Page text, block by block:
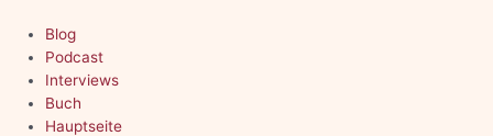
Inhalt
springen
Blog
Podcast
Interviews
Buch
Hauptseite